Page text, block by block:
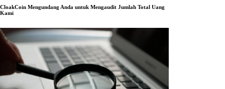
CloakCoin Mengundang Anda untuk Mengaudit Jumlah Total Uang
Kami